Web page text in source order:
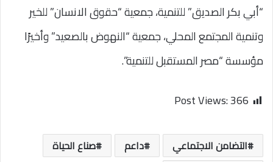
“أبي بكر الصديق” للتنمية، جمعية “حقوق الانسان” للخير
وتنمية المجتمع المحلي، جمعية “النهوض بالصعيد” وأخيرًا
مؤسسة “مصر المستقبل للتنمية”.
Post Views:366
التضامن الاجتماعي داعم
صناع الحياة